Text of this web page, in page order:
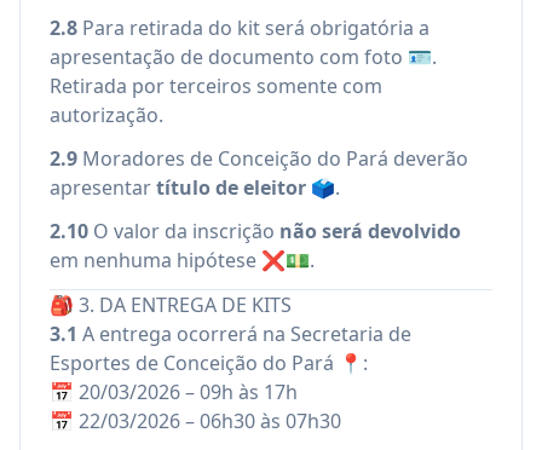
2.8 Para retirada do kit será obrigatória a
apresentação de documento com foto 🪪.
Retirada por terceiros somente com
autorização.
2.9 Moradores de Conceição do Pará deverão
apresentartítulo de eleitor 🗳️.
2.10 O valor da inscrição não será devolvido
em nenhuma hipótese ❌💵.
🎒 3. DA ENTREGA DE KITS
3.1 A entrega ocorrerá na Secretaria de
Esportes de Conceição do Pará 📍:
📅 20/03/2026 – 09h às 17h
📅 22/03/2026 – 06h30 às 07h30